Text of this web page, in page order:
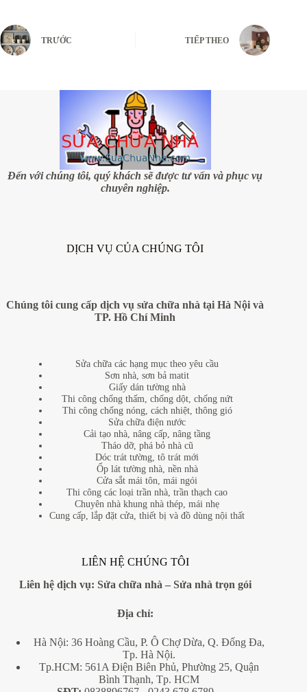
TRƯỚC TIẾP THEO
Đến với chúng tôi, quý khách sẽ được tư vấn và phục vụ
chuyên nghiệp.
DỊCH VỤ CỦA CHÚNG TÔI
Chúng tôi cung cấp dịch vụ sửa chữa nhà tại Hà Nội và
TP. Hồ Chí Minh
Sửa chữa các hạng mục theo yêu cầu
Sơn nhà, sơn bả matit
Giấy dán tường nhà
Thi công chống thấm, chống dột, chống nứt
Thi công chống nóng, cách nhiệt, thông gió
Sửa chữa điện nước
Cải tạo nhà, nâng cấp, nâng tầng
Tháo dỡ, phá bỏ nhà cũ
Dóc trát tường, tô trát mới
Ốp lát tường nhà, nền nhà
Cửa sắt mái tôn, mái ngói
Thi công các loại trần nhà, trần thạch cao
Chuyên nhà khung nhà thép, mái nhẹ
Cung cấp, lắp đặt cửa, thiết bị và đồ dùng nội thất
LIÊN HỆ CHÚNG TÔI
Liên hệ dịch vụ: Sửa chữa nhà – Sửa nhà trọn gói
Địa chỉ:
Hà Nội: 36 Hoàng Cầu, P. Ô Chợ Dừa, Q. Đống Đa,
Tp. Hà Nội.
Tp.HCM: 561A Điện Biên Phủ, Phường 25, Quận
Bình Thạnh, Tp. HCM